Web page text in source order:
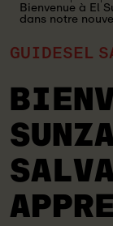
Bienvenue à El
dans notre
GUIDES EL